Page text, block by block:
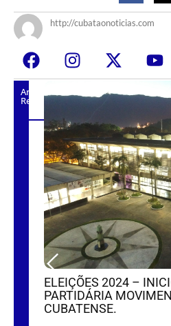
http://cubataonoticias.com
Artigos
Relacionados
ELEIÇÕES 2024 –
PARTIDÁRIA
CUBATENSE.